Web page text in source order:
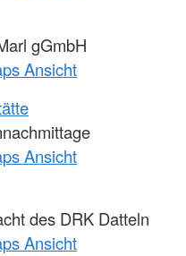
gGmbH
Ansicht
Ansicht
des DRK Datteln
Ansicht